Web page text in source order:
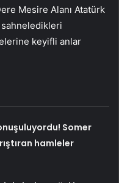
Mesire Alanı Atatürk
keyifli anlar
Somer
hamleler